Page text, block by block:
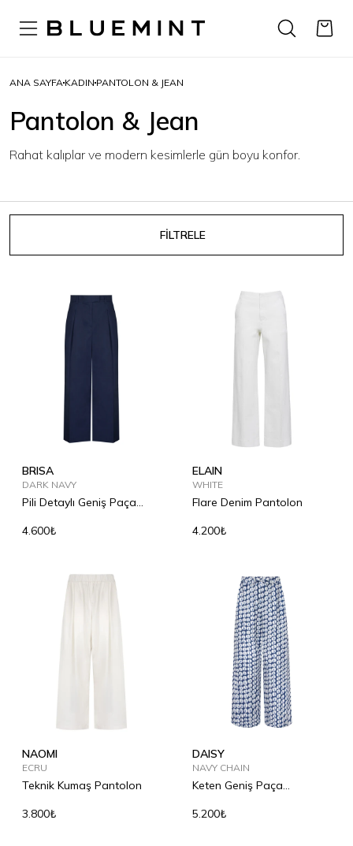
ANA SAYFA KADIN PANTOLON & JEAN
Pantolon & Jean
Rahat kalıplar ve modern kesimlerle gün boyu konfor.
FİLTRELE
BRISA
DARK NAVY
Pili Detaylı Geniş Paça
4.600₺
ELAIN
WHITE
Flare Denim Pantolon
4.200₺
NAOMI
ECRU
Teknik Kumaş Pantolon
3.800₺
DAISY
NAVY CHAIN
Keten Geniş Paça
5.200₺